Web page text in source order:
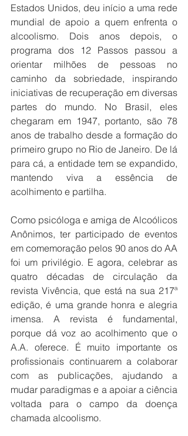
Estados Unidos, deu início a uma rede
mundial de apoio a quem enfrenta o
alcoolismo. Dois anos depois, o
programa dos 12 Passos passou a
orientar milhões de pessoas no
caminho da sobriedade, inspirando
iniciativas de recuperação em diversas
partes do mundo. No Brasil, eles
chegaram em 1947, portanto, são 78
anos de trabalho desde a formação do
primeiro grupo no Rio de Janeiro. De lá
para cá, a entidade tem se expandido,
mantendo viva a essência de
acolhimento e partilha.
Como psicóloga e amiga de Alcoólicos
Anônimos, ter participado de eventos
em comemoração pelos 90 anos do AA
foi um privilégio. E agora, celebrar as
quatro décadas de circulação da
revista Vivência, que está na sua 217ª
edição, é uma grande honra e alegria
imensa. A revista é fundamental,
porque dá voz ao acolhimento que o
A.A. oferece. É muito importante os
profissionais continuarem a colaborar
com as publicações, ajudando a
mudar paradigmas e a apoiar a ciência
voltada para o campo da doença
chamada alcoolismo.